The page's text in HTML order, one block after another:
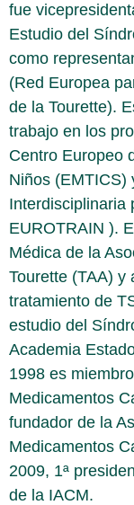
fue
Estudio del
como
(Red Europea
de la Tourette).
trabajo en los
Centro Europeo
Niños (EMTICS)
Interdisciplinaria
EUROTRAIN ).
Médica de la
Tourette (TAA) y
tratamiento de
estudio del
Academia
1998 es
Medicamentos
fundador de la
Medicamentos
2009, 1ª
de la IACM.